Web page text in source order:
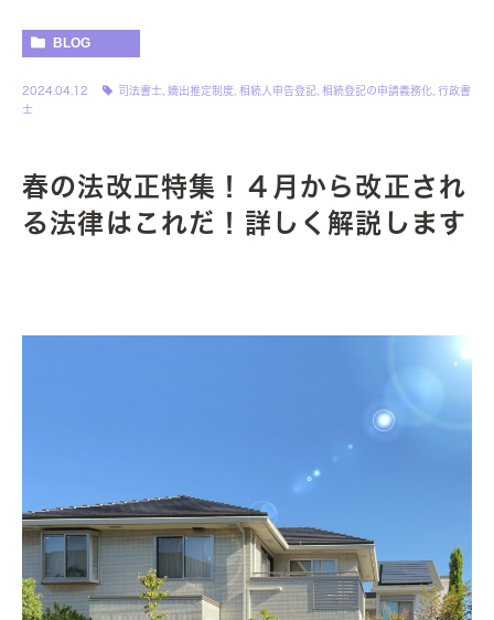
BLOG
2024.04.12 司法書士 嫡出推定制度 相続人申告登記 相続登記の申請義務化 行政書
士
春の法改正特集！４月から改正され
る法律はこれだ！詳しく解説します